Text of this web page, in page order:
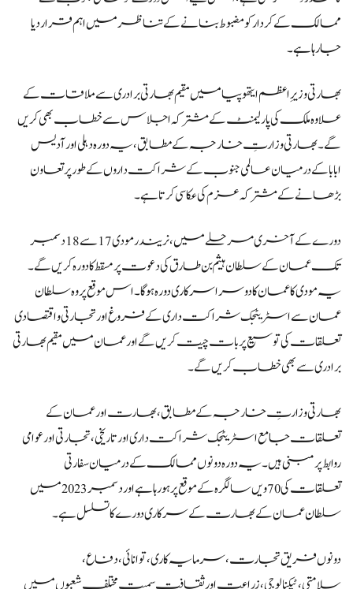
ممالککے کردارکومضبوط بنانےکےتناظر میں اہم قرار دیا
جا رہاہے۔
بھارتی وزیرِاعظم ایتھوپیا میں مقیم بھارتی برادری سے ملاقاتکے
علاوہ ملککی پارلیمنٹ کےمشترکہ اجلاس سے خطاب بھیکریں
گے۔بھارتی وزارتِ خارجہکےمطابق،یہدورہ دہلی اور آدیس
اباباکےدرمیان عالمی جنوبکےشراکت داروںکےطورپرتعاون
بڑھانےکےمشترکہ عزمکیعکاسیکرتا ہے۔
دورےکے
آخری مرحلے میں، نریندر مودی 17 سے 18 دسمبر
تک عمانکےسلطانہیثمبن طارقکیدعوتپرمسقطکادورہکریں گے۔
یہمودیکاعمانکادوسرا سرکاری دورہہوگا۔اس موقعپروہ سلطان
عمان سے اسٹریٹجک شراکت داریکےفروغ اور تجارتی و اقتصادی
تعلقاتکیتوسیعپرباتچیت کریں گےاور عمان میں مقیم بھارتی
برادری سے بھی خطابکریں گے۔
بھارتی وزارتِ خارجہکےمطابق، بھارت اور عمانکے
تعلقات جامع اسٹریٹجک شراکت داری اور تاریخی، تجارتی اور عوامی
روابطپرمبنیہیں۔ یہدورہ دونوں ممالککےدرمیان سفارتی
تعلقاتکی 70 ویں سالگرہکےموقعپر ہورہاہے
اور دسمبر 2023 میں
سلطان عمانکےبھارتکےسرکاری دورےکاتسلسلہے۔
دونوں فریق تجارت، سرمایہکاری، توانائی، دفاع،